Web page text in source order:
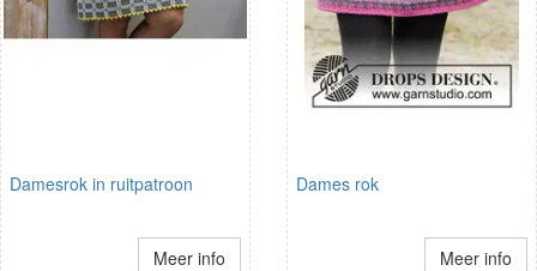
Damesrok in ruitpatroon
Meer info
Dames rok
Meer info